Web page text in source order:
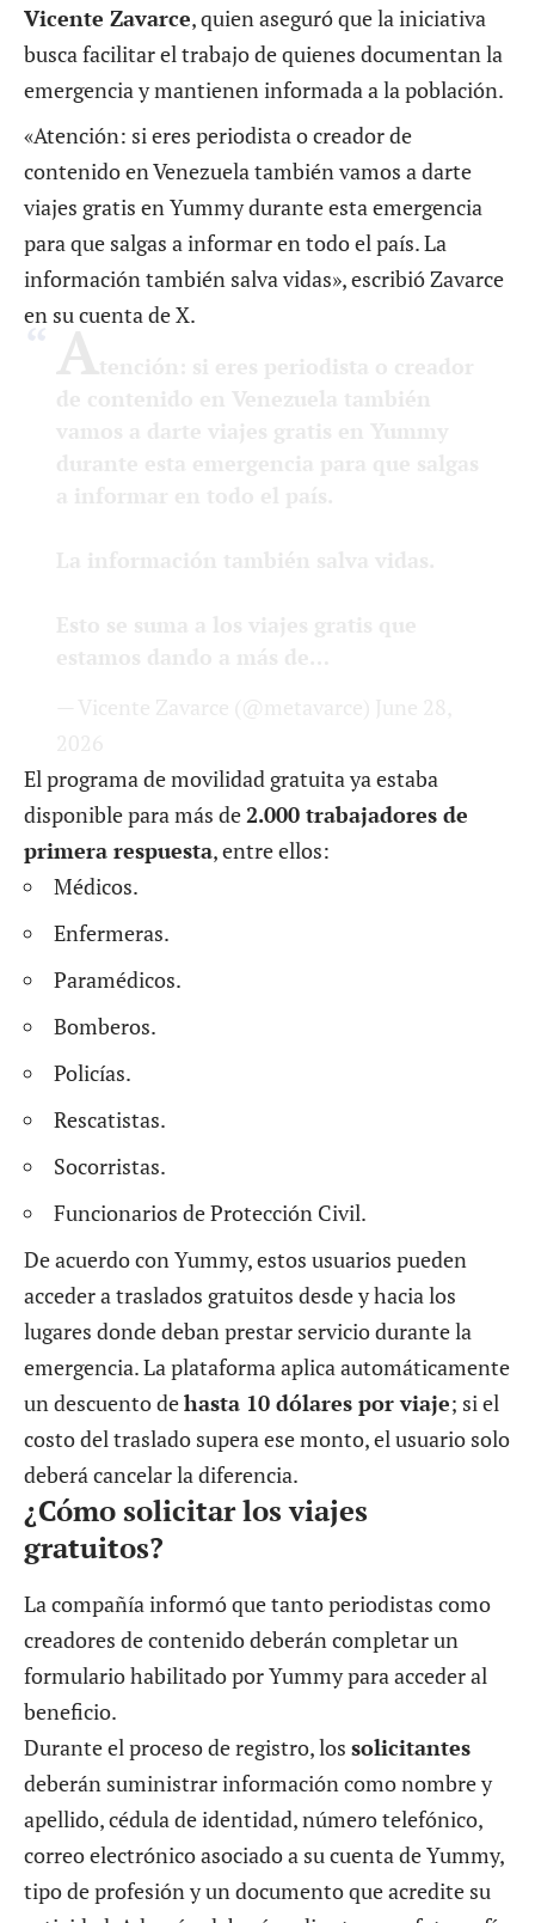
Vicente Zavarce, quien aseguró que la iniciativa
busca facilitar el trabajo de quienes documentan la
emergencia y mantienen informada a la población.
«Atención: si eres periodista o creador de
contenido en Venezuela también vamos a darte
viajes gratis en Yummy durante esta emergencia
para que salgas a informar en todo el país. La
información también salva vidas», escribió Zavarce
en su cuenta de X.
El programa de movilidad gratuita ya estaba
disponible para más de2.000 trabajadores de
primera respuesta, entre ellos:
Médicos.
Enfermeras.
Paramédicos.
Bomberos.
Policías.
Rescatistas.
Socorristas.
Funcionarios de Protección Civil.
De acuerdo con Yummy, estos usuarios pueden
acceder a traslados gratuitos desde y hacia los
lugares donde deban prestar servicio durante la
emergencia. La plataforma aplica automáticamente
un descuento dehasta 10 dólares por viaje; si el
costo del traslado supera ese monto, el usuario solo
deberá cancelar la diferencia.
¿Cómo solicitar los viajes
gratuitos?
La compañía informó que tanto periodistas como
creadores de contenido deberán completar un
formulario habilitado por Yummy para acceder al
beneficio.
Durante el proceso de registro, los solicitantes
deberán suministrar información como nombre y
apellido, cédula de identidad, número telefónico,
correo electrónico asociado a su cuenta de Yummy,
tipo de profesión y un documento que acredite su